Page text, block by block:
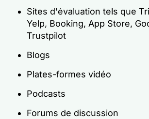
Sites d'évaluation tels que
Yelp, Booking, App Store,
Trustpilot
Blogs
Plates-formes vidéo
Podcasts
Forums de discussion